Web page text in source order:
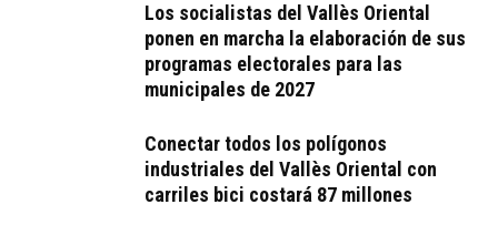
Los socialistas del Vallès Oriental
ponen en marcha la elaboración de sus
programas electorales para las
municipales de 2027
Conectar todos los polígonos
industriales del Vallès Oriental con
carriles bici costará 87 millones